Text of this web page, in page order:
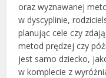
oraz wyznawanej
w dyscyplinie,
planując cele czy
metod prędzej czy
jest samo dziecko,
w komplecie z